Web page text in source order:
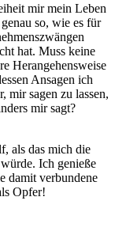
mir mein Leben
so, wie es für
hat. Muss keine
Herangehensweise
Ansagen ich
mir sagen zu lassen,
mir sagt?
als das mich die
Ich genieße
damit verbundene
Opfer!